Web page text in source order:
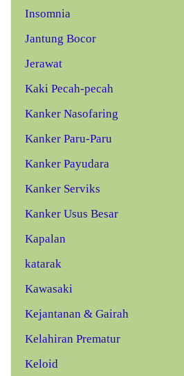
Insomnia
Jantung Bocor
Jerawat
Kaki Pecah-pecah
Kanker Nasofaring
Kanker Paru-Paru
Kanker Payudara
Kanker Serviks
Kanker Usus Besar
Kapalan
katarak
Kawasaki
Kejantanan & Gairah
Kelahiran Prematur
Keloid